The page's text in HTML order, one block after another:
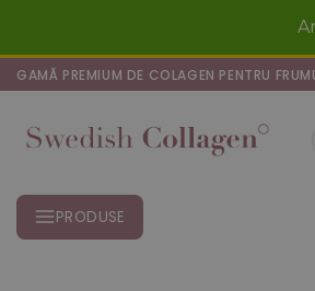
content
GAMĂ PREMIUM DE COLAGEN PENTRU
PRODUSE